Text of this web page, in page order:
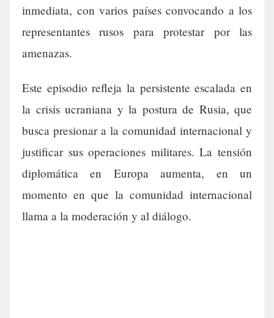
inmediata, con varios países convocando a los
representantes rusos para protestar por las
amenazas.
Este episodio refleja la persistente escalada en
la crisis ucraniana y la postura de Rusia, que
busca presionar a la comunidad internacional y
justificar sus operaciones militares. La tensión
diplomática en Europa aumenta, en un
momento en que la comunidad internacional
llama a la moderación y al diálogo.